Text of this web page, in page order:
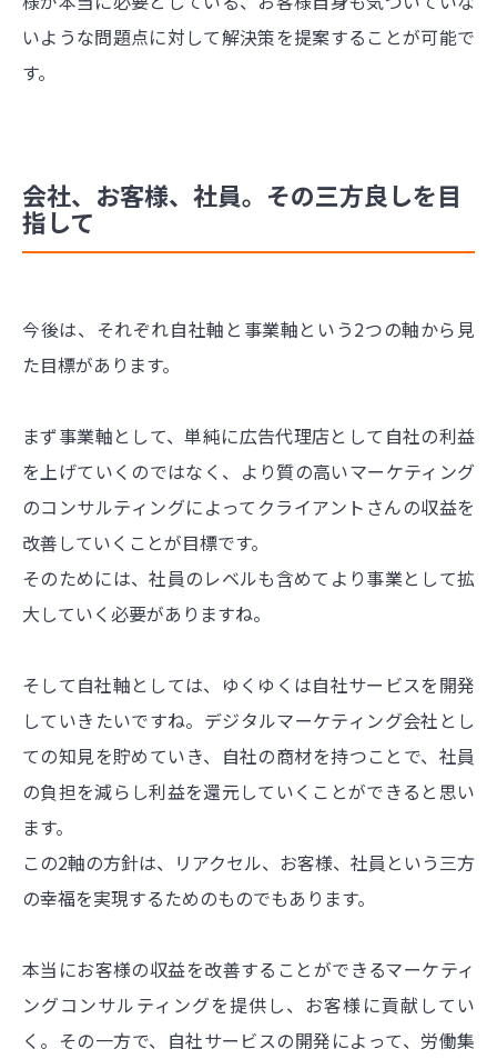
いような問題点に対して解決策を提案することが可能で
す。
会社、お客様、社員。その三方良しを目
指して
今後は、それぞれ自社軸と事業軸という2つの軸から見
た目標があります。
まず事業軸として、単純に広告代理店として自社の利益
を上げていくのではなく、より質の高いマーケティング
のコンサルティングによってクライアントさんの収益を
改善していくことが目標です。
そのためには、社員のレベルも含めてより事業として拡
大していく必要がありますね。
そして自社軸としては、ゆくゆくは自社サービスを開発
していきたいですね。デジタルマーケティング会社とし
ての知見を貯めていき、自社の商材を持つことで、社員
の負担を減らし利益を還元していくことができると思い
ます。
この2軸の方針は、リアクセル、お客様、社員という三方
の幸福を実現するためのものでもあります。
本当にお客様の収益を改善することができるマーケティ
ングコンサルティングを提供し、お客様に貢献してい
く。その一方で、自社サービスの開発によって、労働集